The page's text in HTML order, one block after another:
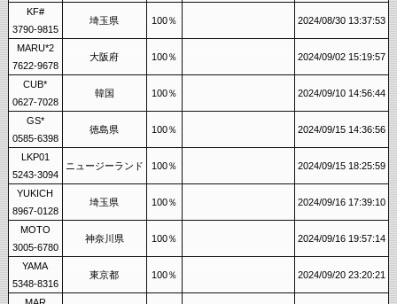
KF#
3790-9815
埼玉県 100％ 2024/08/30 13:37:53
MARU*2
7622-9678
大阪府 100％ 2024/09/02 15:19:57
CUB*
0627-7028
韓国 100％ 2024/09/10 14:56:44
GS*
0585-6398
徳島県 100％ 2024/09/15 14:36:56
LKP01
5243-3094
ニュージーランド 100％ 2024/09/15 18:25:59
YUKICH
8967-0128
埼玉県 100％ 2024/09/16 17:39:10
MOTO
3005-6780
神奈川県 100％ 2024/09/16 19:57:14
YAMA
5348-8316
東京都 100％ 2024/09/20 23:20:21